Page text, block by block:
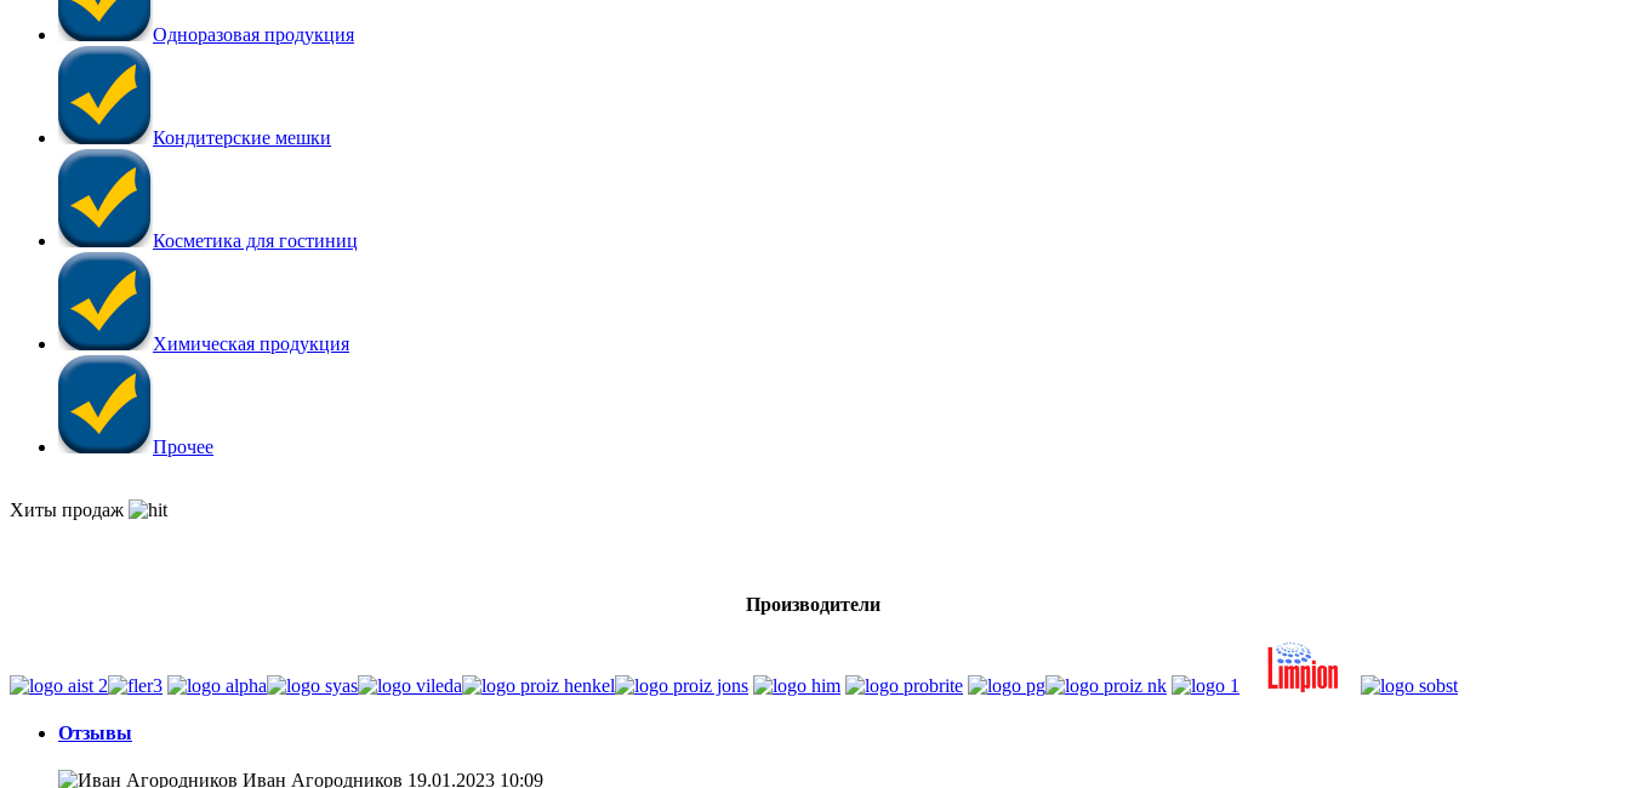
Одноразовая продукция
Кондитерские мешки
Косметика для гостиниц
Химическая продукция
Прочее
Хиты продаж
Производители
Отзывы
Иван Агородников 19.01.2023 10:09